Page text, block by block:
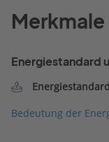
Merkmale
Energiestandard
Energiestandard
Bedeutung der